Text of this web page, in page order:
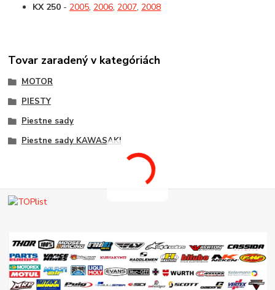
KX 250 - 2005, 2006, 2007, 2008
Tovar zaradený v kategóriách
MOTOR
PIESTY
Piestne sady
Piestne sady KAWASAKI